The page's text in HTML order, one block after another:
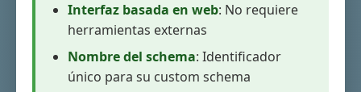
Interfaz basada en web: No requiere
herramientas externas
Nombre del schema: Identificador
único para su custom schema